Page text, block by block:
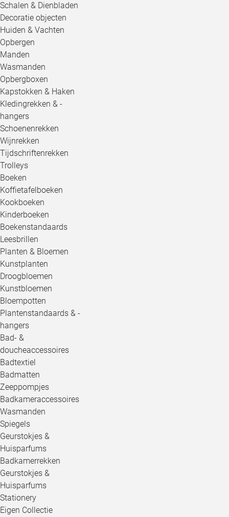
Schalen & Dienbladen
Decoratie objecten
Huiden & Vachten
Opbergen
Manden
Wasmanden
Opbergboxen
Kapstokken & Haken
Kledingrekken & -
hangers
Schoenenrekken
Wijnrekken
Tijdschriftenrekken
Trolleys
Boeken
Koffietafelboeken
Kookboeken
Kinderboeken
Boekenstandaards
Leesbrillen
Planten & Bloemen
Kunstplanten
Droogbloemen
Kunstbloemen
Bloempotten
Plantenstandaards & -
hangers
Bad- &
doucheaccessoires
Badtextiel
Badmatten
Zeeppompjes
Badkameraccessoires
Wasmanden
Spiegels
Geurstokjes &
Huisparfums
Badkamerrekken
Geurstokjes &
Huisparfums
Stationery
Eigen Collectie